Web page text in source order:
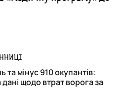
та мінус 910 окупантів:
щодо втрат ворога за